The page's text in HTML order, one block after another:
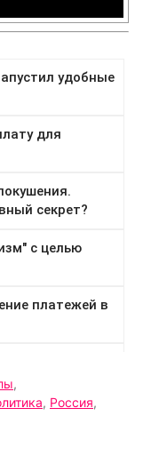
,
, Россия,